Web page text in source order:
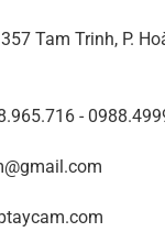
Tam Trinh, P.
-